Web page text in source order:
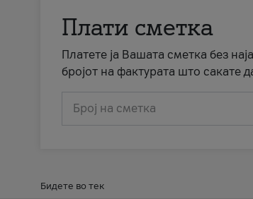
Плати сметка
Платете ја Вашата сметка без
бројот на фактурата што сакате
Број на сметка
Бидете во тек